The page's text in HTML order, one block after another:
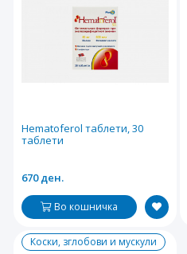
Hematoferol таблети, 30
таблети
670 ден.
Во кошничка
Коски, зглобови и мускули